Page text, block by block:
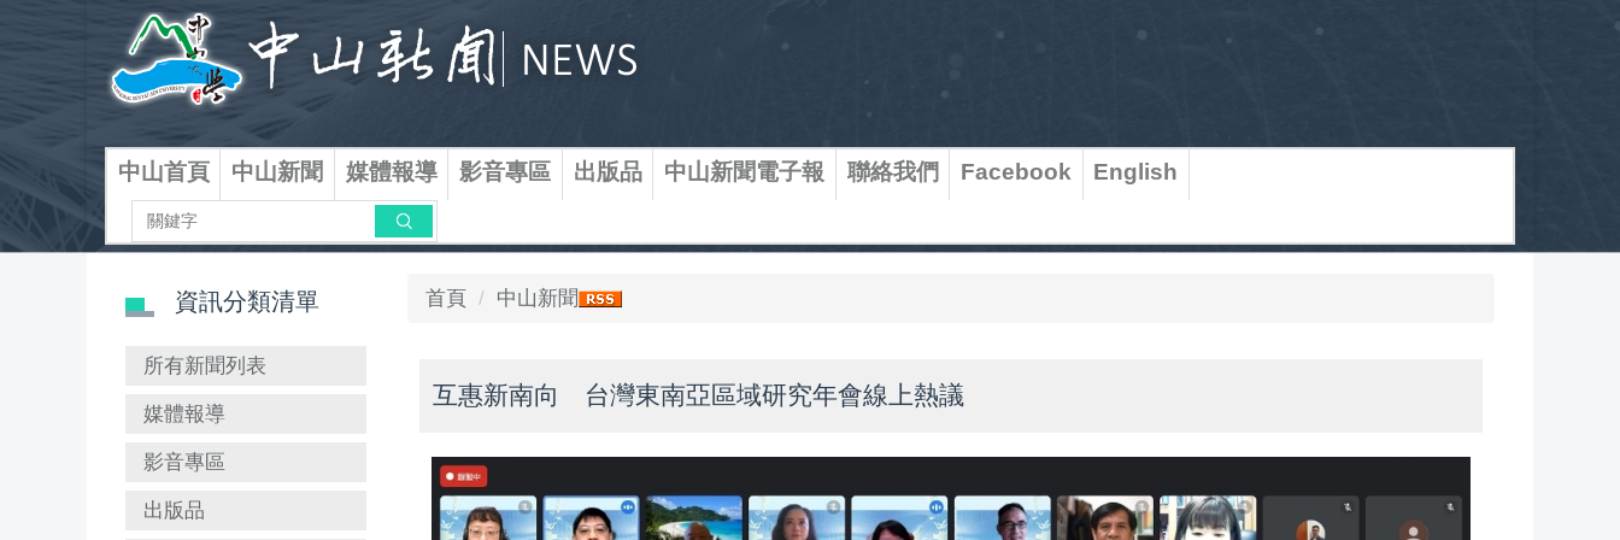
區
中山首頁 中山新聞 媒體報導 影音專區 出版品 中山新聞電子報 聯絡我們 Facebook English
搜尋
資訊分類清單
所有新聞列表
媒體報導
影音專區
出版品
首頁 中山新聞
互惠新南向 台灣東南亞區域研究年會線上熱議